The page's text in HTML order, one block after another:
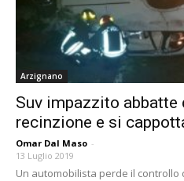
Arzignano
Suv impazzito abbatte
recinzione e si
Omar Dal Maso -
13 Luglio 2019
Un automobilista perde il controllo